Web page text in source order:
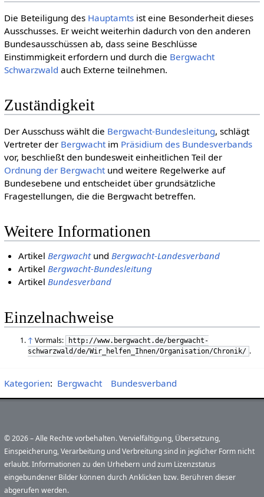
Die Beteiligung des Hauptamtsist eine Besonderheit dieses
Ausschusses. Er weicht weiterhin dadurch von den anderen
Bundesausschüssen ab, dass seine Beschlüsse
Einstimmigkeit erfordern und durch die Bergwacht
Schwarzwald auch Externe teilnehmen.
Zuständigkeit
Der Ausschuss wählt die Bergwacht-Bundesleitung, schlägt
Vertreter der Bergwachtim Präsidium des Bundesverbands
vor, beschließt den bundesweit einheitlichen Teil der
Ordnung der Bergwachtund weitere Regelwerke auf
Bundesebene und entscheidet über grundsätzliche
Fragestellungen, die die Bergwacht betreffen.
Weitere Informationen
ArtikelBergwachtundBergwacht-Landesverband
ArtikelBergwacht-Bundesleitung
ArtikelBundesverband
Einzelnachweise
↑ Vormals:
http://www.bergwacht.de/bergwacht-
schwarzwald/de/Wir_helfen_Ihnen/Organisation/Chronik/ .
Kategorien: Bergwacht Bundesverband
© 2026 – Alle Rechte vorbehalten. Vervielfältigung, Übersetzung,
Einspeicherung, Verarbeitung und Verbreitung sind in jeglicher Form nicht
erlaubt. Informationen zu den Urhebern und zum Lizenzstatus
eingebundener Bilder können durch Anklicken bzw. Berühren dieser
abgerufen werden.